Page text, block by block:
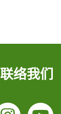
联络我们